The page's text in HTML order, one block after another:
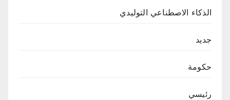
الذكاء الاصطناعي التوليدي
جديد
حكومة
رئيسي